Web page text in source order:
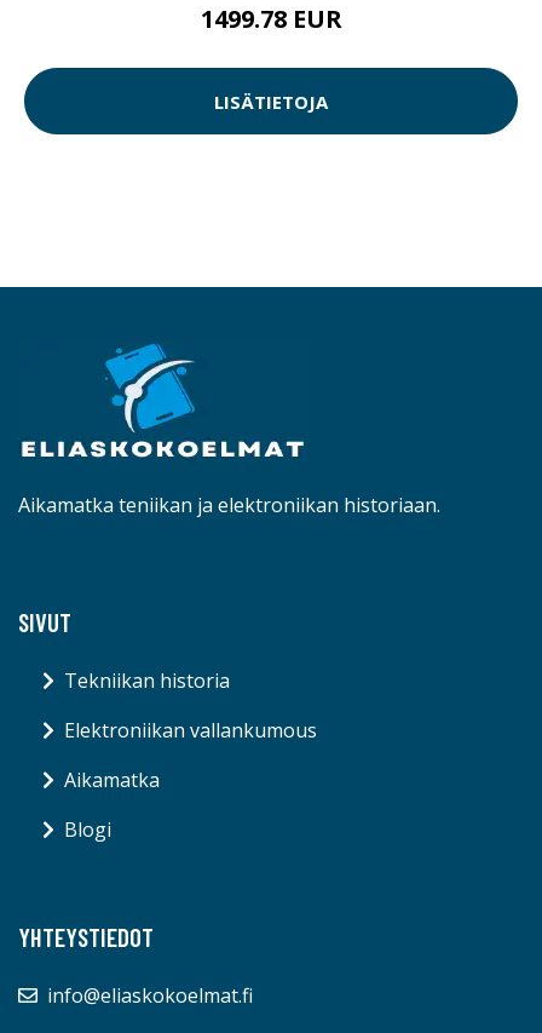
1499.78 EUR
LISÄTIETOJA
Aikamatka teniikan ja elektroniikan historiaan.
SIVUT
Tekniikan historia
Elektroniikan vallankumous
Aikamatka
Blogi
YHTEYSTIEDOT
info@eliaskokoelmat.fi